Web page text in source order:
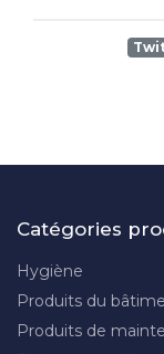
Catégories
Hygiène
Produits du
Produits de